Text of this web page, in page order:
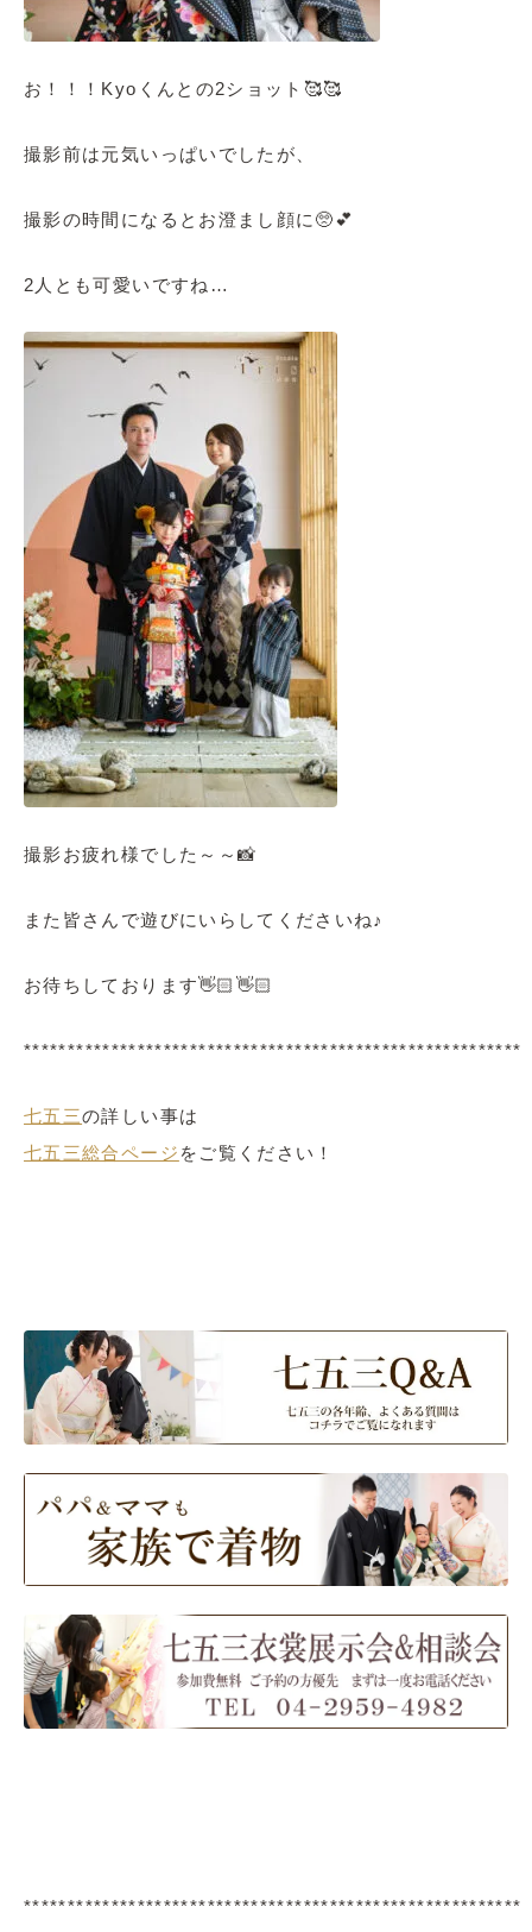
お！！！Kyoくんとの2ショット🥰🥰
撮影前は元気いっぱいでしたが、
撮影の時間になるとお澄まし顔に🥺💕
2人とも可愛いですね…
撮影お疲れ様でした～～📸
また皆さんで遊びにいらしてくださいね♪
お待ちしております👋🏻👋🏻
*********************************************************
七五三の詳しい事は
七五三総合ページ をご覧ください！
*********************************************************